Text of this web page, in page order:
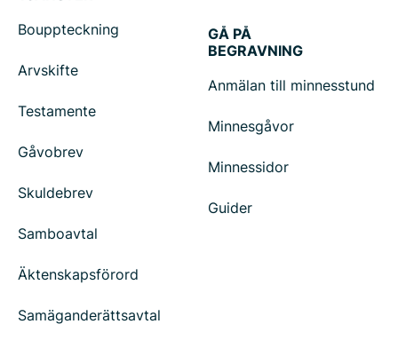
Bouppteckning
Arvskifte
Testamente
Gåvobrev
Skuldebrev
Samboavtal
Äktenskapsförord
Samäganderättsavtal
GÅ PÅ
BEGRAVNING
Anmälan till minnesstund
Minnesgåvor
Minnessidor
Guider